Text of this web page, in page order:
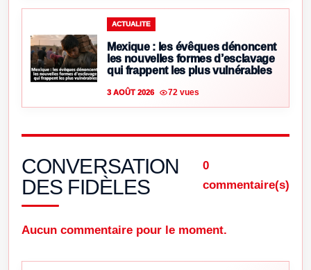
ACTUALITE
Mexique : les évêques dénoncent
les nouvelles formes d’esclavage
qui frappent les plus vulnérables
3 AOÛT 2026 72 vues
CONVERSATION
DES FIDÈLES
0
commentaire(s)
Aucun commentaire pour le moment.